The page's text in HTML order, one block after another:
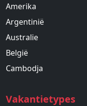
Amerika
Argentinië
Australie
België
Cambodja
Vakantietypes